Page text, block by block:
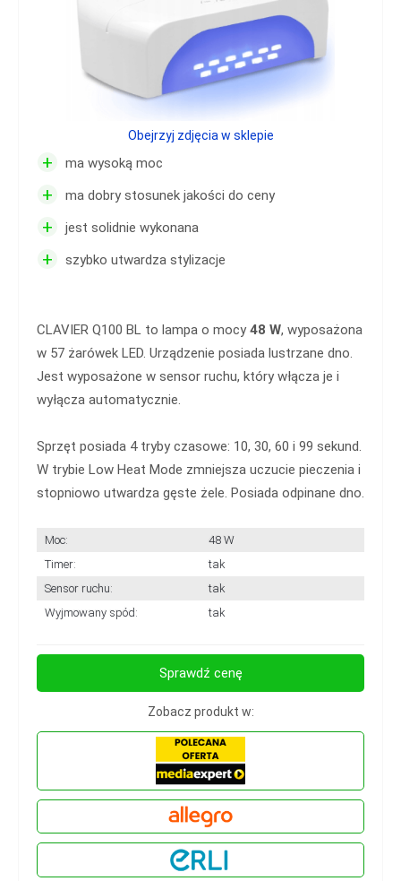
+ ma wysoką moc
+ ma dobry stosunek jakości do ceny
+ jest solidnie wykonana
+ szybko utwardza stylizacje
CLAVIER Q100 BL to lampa o mocy48 W, wyposażona
w 57 żarówek LED. Urządzenie posiada lustrzane dno.
Jest wyposażone w sensor ruchu, który włącza je i
wyłącza automatycznie.
Sprzęt posiada 4 tryby czasowe: 10, 30, 60 i 99 sekund.
W trybie Low Heat Mode zmniejsza uczucie pieczenia i
stopniowo utwardza gęste żele. Posiada odpinane dno.
Moc:
48 W
Timer:
tak
Sensor ruchu:
tak
Wyjmowany spód:
tak
Obejrzyj zdjęcia w sklepie
Sprawdź cenę
Zobacz produkt w: